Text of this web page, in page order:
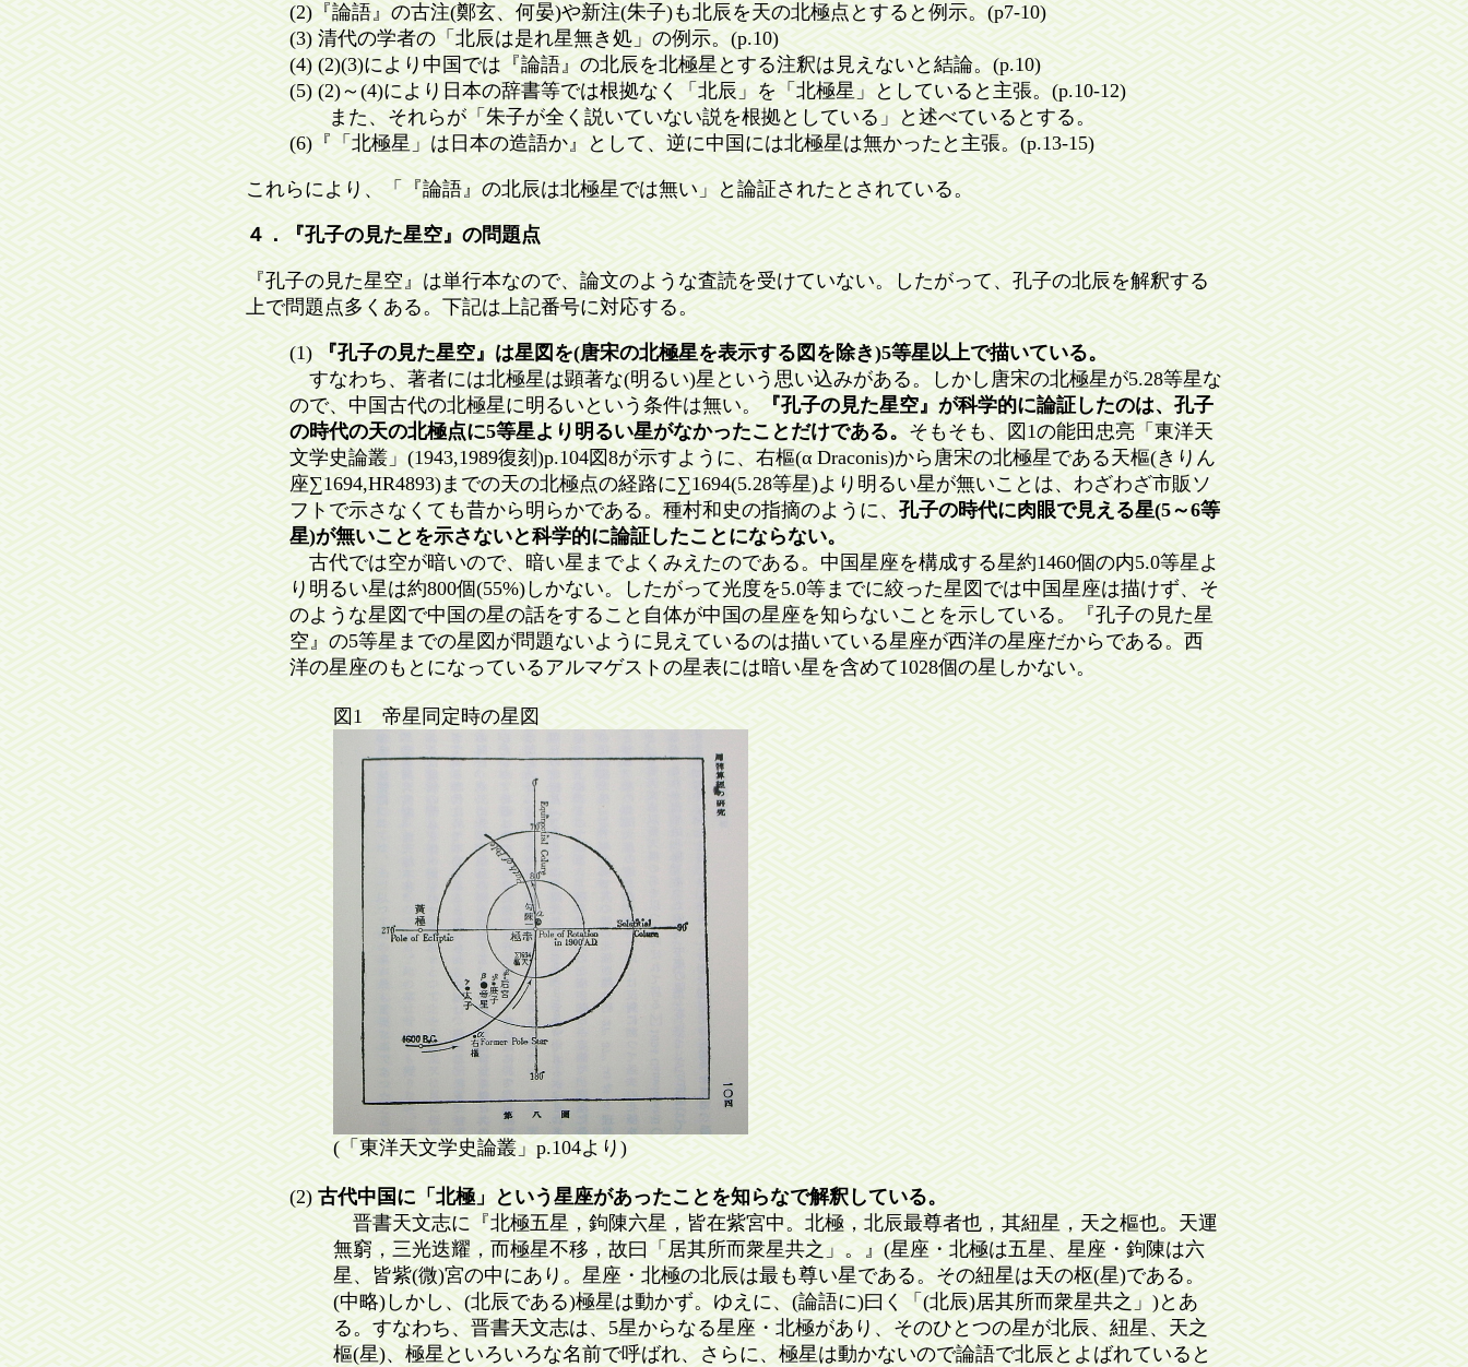
(2)『論語』の古注(鄭玄、何晏)や新注(朱子)も北辰を天の北極点とすると例示。(p7-10)
(3) 清代の学者の「北辰は是れ星無き処」の例示。(p.10)
(4) (2)(3)により中国では『論語』の北辰を北極星とする注釈は見えないと結論。(p.10)
(5) (2)～(4)により日本の辞書等では根拠なく「北辰」を「北極星」としていると主張。(p.10-12)
また、それらが「朱子が全く説いていない説を根拠としている」と述べているとする。
(6)『「北極星」は日本の造語か』として、逆に中国には北極星は無かったと主張。(p.13-15)
これらにより、「『論語』の北辰は北極星では無い」と論証されたとされている。
４．『孔子の見た星空』の問題点
『孔子の見た星空』は単行本なので、論文のような査読を受けていない。したがって、孔子の北辰を解釈する
上で問題点多くある。下記は上記番号に対応する。
(1)
『孔子の見た星空』は星図を(唐宋の北極星を表示する図を除き)5等星以上で描いている。
すなわち、著者には北極星は顕著な(明るい)星という思い込みがある。しかし唐宋の北極星が5.28等星な
ので、中国古代の北極星に明るいという条件は無い。
『孔子の見た星空』が科学的に論証したのは、孔子
の時代の天の北極点に5等星より明るい星がなかったことだけである。 そもそも、図1の能田忠亮「東洋天
文学史論叢」(1943,1989復刻)p.104図8が示すように、右樞(α Draconis)から唐宋の北極星である天樞(きりん
座∑1694,HR4893)までの天の北極点の経路に∑1694(5.28等星)より明るい星が無いことは、わざわざ市販ソ
フトで示さなくても昔から明らかである。種村和史の指摘のように、 孔子の時代に肉眼で見える星(5～6等
星)が無いことを示さないと科学的に論証したことにならない。
古代では空が暗いので、暗い星までよくみえたのである。中国星座を構成する星約1460個の内5.0等星よ
り明るい星は約800個(55%)しかない。したがって光度を5.0等までに絞った星図では中国星座は描けず、そ
のような星図で中国の星の話をすること自体が中国の星座を知らないことを示している。『孔子の見た星
空』の5等星までの星図が問題ないように見えているのは描いている星座が西洋の星座だからである。西
洋の星座のもとになっているアルマゲストの星表には暗い星を含めて1028個の星しかない。
図1 帝星同定時の星図
(「東洋天文学史論叢」p.104より)
(2) 古代中国に「北極」という星座があったことを知らなで解釈している。
晋書天文志に『北極五星，鉤陳六星，皆在紫宮中。北極，北辰最尊者也，其紐星，天之樞也。天運
無窮，三光迭耀，而極星不移，故曰「居其所而衆星共之」。』(星座・北極は五星、星座・鉤陳は六
星、皆紫(微)宮の中にあり。星座・北極の北辰は最も尊い星である。その紐星は天の枢(星)である。
(中略)しかし、(北辰である)極星は動かず。ゆえに、(論語に)曰く「(北辰)居其所而衆星共之」)とあ
る。すなわち、晋書天文志は、5星からなる星座・北極があり、そのひとつの星が北辰、紐星、天之
樞(星)、極星といろいろな名前で呼ばれ、さらに、極星は動かないので論語で北辰とよばれていると